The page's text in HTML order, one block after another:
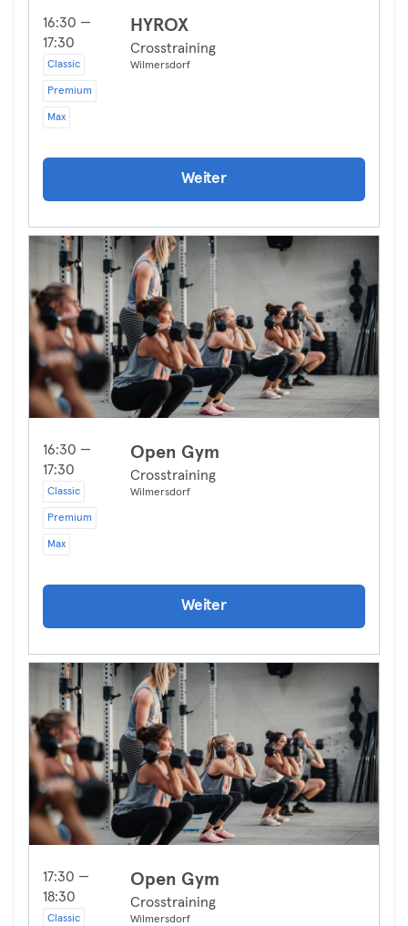
16:30 —
17:30
Classic
Premium
Max
HYROX
Crosstraining
Wilmersdorf
Weiter
16:30 —
17:30
Classic
Premium
Max
Open Gym
Crosstraining
Wilmersdorf
Weiter
17:30 —
18:30
Classic
Open Gym
Crosstraining
Wilmersdorf